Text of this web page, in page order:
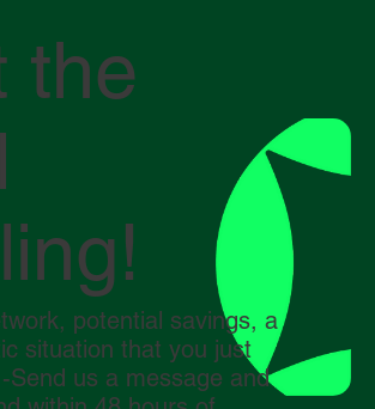
the
potential savings, a
situation that you just
-Send us a message and